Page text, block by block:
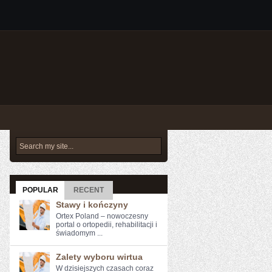
POPULAR RECENT
Stawy i kończyny
Ortex Poland – nowoczesny
portal o ortopedii, rehabilitacji i
świadomym ...
Zalety wyboru wirtua
W dzisiejszych czasach coraz